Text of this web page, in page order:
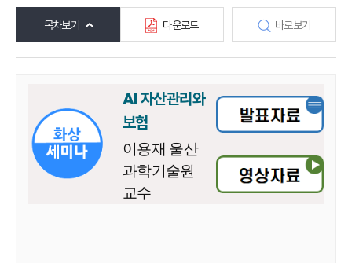
목차보기 다운로드 바로보기
AI 자산관리와
보험
이용재 울산
과학기술원
교수